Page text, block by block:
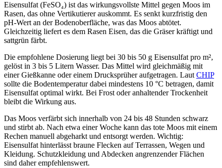
Eisensulfat (FeSO₄) ist das wirkungsvollste Mittel gegen Moos im
Rasen, das ohne Vertikutierer auskommt. Es senkt kurzfristig den
pH-Wert an der Bodenoberfläche, was das Moos abtötet.
Gleichzeitig liefert es dem Rasen Eisen, das die Gräser kräftigt und
sattgrün färbt.
Die empfohlene Dosierung liegt bei 30 bis 50 g Eisensulfat pro m²,
gelöst in 3 bis 5 Litern Wasser. Das Mittel wird gleichmäßig mit
einer Gießkanne oder einem Drucksprüher aufgetragen. Laut CHIP
sollte die Bodentemperatur dabei mindestens 10 °C betragen, damit
Eisensulfat optimal wirkt. Bei Frost oder anhaltender Trockenheit
bleibt die Wirkung aus.
Das Moos verfärbt sich innerhalb von 24 bis 48 Stunden schwarz
und stirbt ab. Nach etwa einer Woche kann das tote Moos mit einem
Rechen manuell abgeharkt und entsorgt werden. Wichtig:
Eisensulfat hinterlässt braune Flecken auf Terrassen, Wegen und
Kleidung. Schutzkleidung und Abdecken angrenzender Flächen
sind daher empfehlenswert.